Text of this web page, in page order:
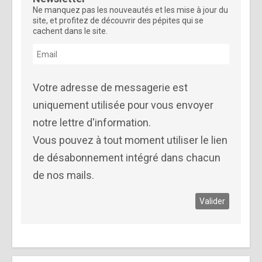
Ne manquez pas les nouveautés et les mise à jour du
site, et profitez de découvrir des pépites qui se
cachent dans le site.
Votre adresse de messagerie est
uniquement utilisée pour vous envoyer
notre lettre d'information.
Vous pouvez à tout moment utiliser le lien
de désabonnement intégré dans chacun
de nos mails.